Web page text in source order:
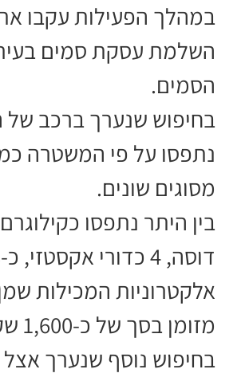
במהלך הפעילות עקבו
השלמת עסקת סמים
הסמים.
נתפסו על פי המשטרה
מסוגים שונים.
מזומן בסך של כ-1,600 שקל.